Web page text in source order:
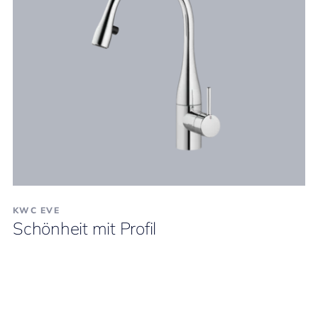
KWC EVE
Schönheit mit Profil